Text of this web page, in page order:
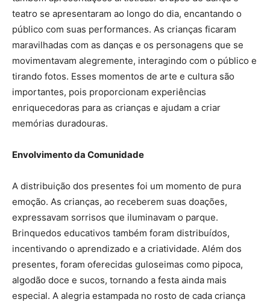
teatro se apresentaram ao longo do dia, encantando o
público com suas performances. As crianças ficaram
maravilhadas com as danças e os personagens que se
movimentavam alegremente, interagindo com o público e
tirando fotos. Esses momentos de arte e cultura são
importantes, pois proporcionam experiências
enriquecedoras para as crianças e ajudam a criar
memórias duradouras.
Envolvimento da Comunidade
A distribuição dos presentes foi um momento de pura
emoção. As crianças, ao receberem suas doações,
expressavam sorrisos que iluminavam o parque.
Brinquedos educativos também foram distribuídos,
incentivando o aprendizado e a criatividade. Além dos
presentes, foram oferecidas guloseimas como pipoca,
algodão doce e sucos, tornando a festa ainda mais
especial. A alegria estampada no rosto de cada criança